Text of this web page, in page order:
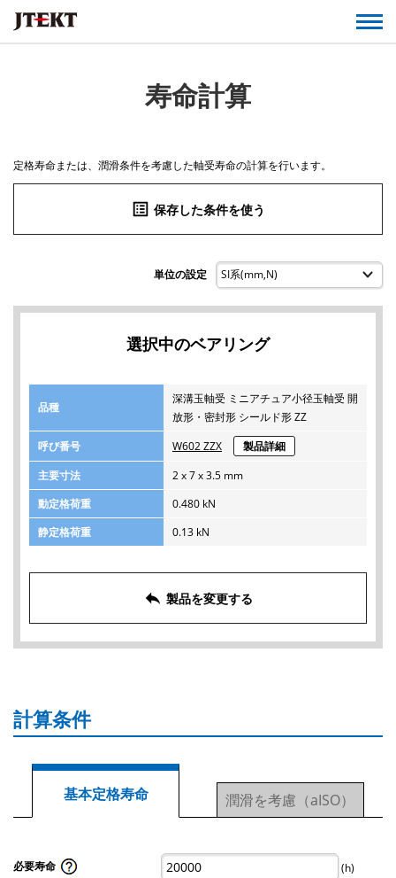
寿命計算
定格寿命または、潤滑条件を考慮した軸受寿命の計算を行います。
list_alt 保存した条件を使う
単位の設定
選択中のベアリング
品種
深溝玉軸受 ミニアチュア小径玉軸受 開
放形・密封形 シールド形 ZZ
呼び番号
W602 ZZX
製品詳細
主要寸法
2 x 7 x 3.5 mm
動定格荷重
0.480 kN
静定格荷重
0.13 kN
reply 製品を変更する
計算条件
基本定格寿命 潤滑を考慮（aISO）
必要寿命 (h)